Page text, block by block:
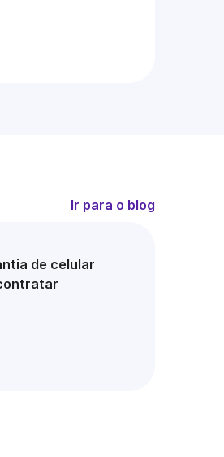
Ir para o blog
de celular